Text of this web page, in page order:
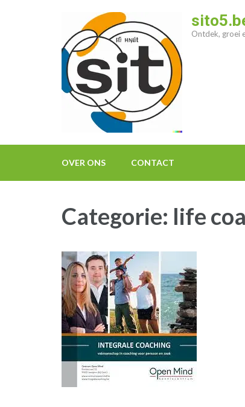
Ontdek, groei
OVER ONS CONTACT
Categorie: life